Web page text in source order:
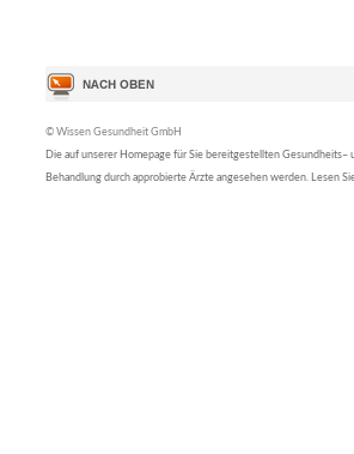
© Wissen Gesundheit GmbH
Die auf unserer Homepage für Sie bereitgestellten
Behandlung durch approbierte Ärzte angesehen werden. Lesen